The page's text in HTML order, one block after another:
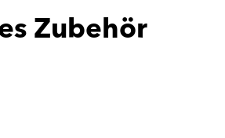
Zubehör